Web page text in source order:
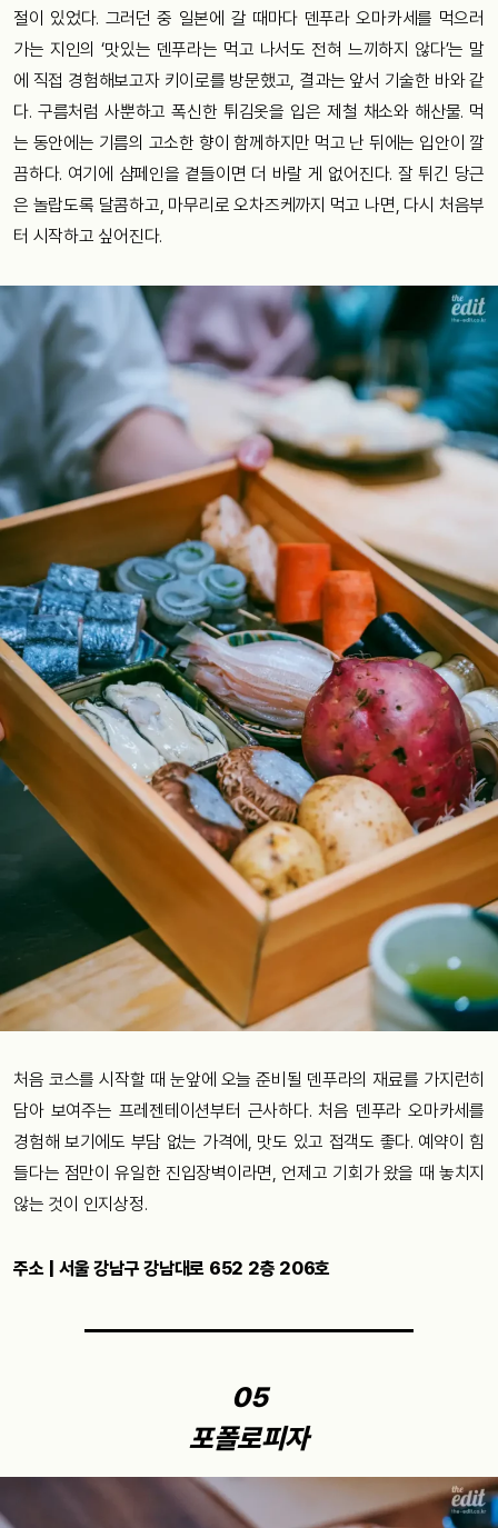
절이 있었다. 그러던 중 일본에 갈 때마다 덴푸라 오마카세를 먹으러
가는 지인의 ‘맛있는 덴푸라는 먹고 나서도 전혀 느끼하지 않다’는 말
에 직접 경험해보고자 키이로를 방문했고, 결과는 앞서 기술한 바와 같
다. 구름처럼 사뿐하고 폭신한 튀김옷을 입은 제철 채소와 해산물. 먹
는 동안에는 기름의 고소한 향이 함께하지만 먹고 난 뒤에는 입안이 깔
끔하다. 여기에 샴페인을 곁들이면 더 바랄 게 없어진다. 잘 튀긴 당근
은 놀랍도록 달콤하고, 마무리로 오차즈케까지 먹고 나면, 다시 처음부
터 시작하고 싶어진다.
처음 코스를 시작할 때 눈앞에 오늘 준비될 덴푸라의 재료를 가지런히
담아 보여주는 프레젠테이션부터 근사하다. 처음 덴푸라 오마카세를
경험해 보기에도 부담 없는 가격에, 맛도 있고 접객도 좋다. 예약이 힘
들다는 점만이 유일한 진입장벽이라면, 언제고 기회가 왔을 때 놓치지
않는 것이 인지상정.
주소 | 서울 강남구 강남대로 652 2층 206호
05
포폴로피자